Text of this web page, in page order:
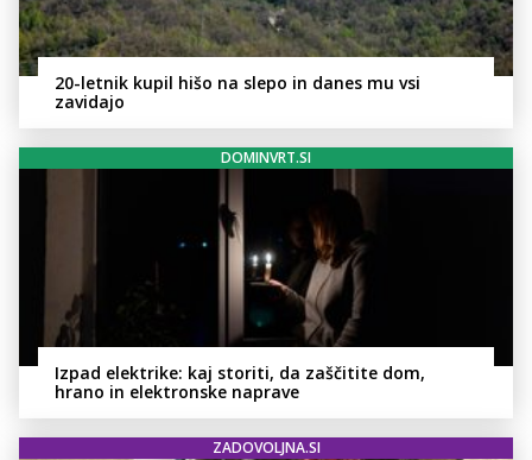
20-letnik kupil hišo na slepo in danes mu vsi
zavidajo
DOMINVRT.SI
Izpad elektrike: kaj storiti, da zaščitite dom,
hrano in elektronske naprave
ZADOVOLJNA.SI